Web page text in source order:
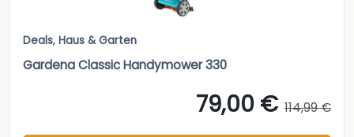
Deals, Haus & Garten
Gardena Classic Handymower 330
79,00 € 114,99 €